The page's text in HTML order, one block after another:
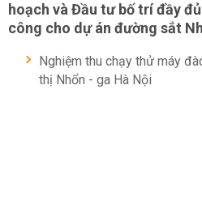
hoạch và Đầu tư bố trí đầy
công cho dự án đường sắt
Nghiệm thu chạy thử máy
thị Nhổn - ga Hà Nội